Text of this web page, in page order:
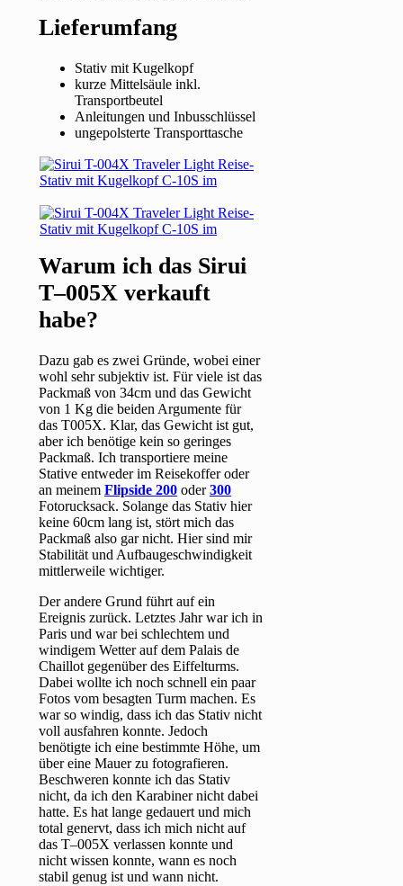
Lieferumfang
Stativ mit Kugelkopf
kurze Mittelsäule inkl.
Transportbeutel
Anleitungen und Inbusschlüssel
ungepolsterte Transporttasche
Warum ich das Sirui
T–005X verkauft
habe?
Dazu gab es zwei Gründe, wobei einer
wohl sehr subjektiv ist. Für viele ist das
Packmaß von 34cm und das Gewicht
von 1 Kg die beiden Argumente für
das T005X. Klar, das Gewicht ist gut,
aber ich benötige kein so geringes
Packmaß. Ich transportiere meine
Stative entweder im Reisekoffer oder
an meinemFlipside 200 oder300
Fotorucksack. Solange das Stativ hier
keine 60cm lang ist, stört mich das
Packmaß also gar nicht. Hier sind mir
Stabilität und Aufbaugeschwindigkeit
mittlerweile wichtiger.
Der andere Grund führt auf ein
Ereignis zurück. Letztes Jahr war ich in
Paris und war bei schlechtem und
windigem Wetter auf dem Palais de
Chaillot gegenüber des Eiffelturms.
Dabei wollte ich noch schnell ein paar
Fotos vom besagten Turm machen. Es
war so windig, dass ich das Stativ nicht
voll ausfahren konnte. Jedoch
benötigte ich eine bestimmte Höhe, um
über eine Mauer zu fotografieren.
Beschweren konnte ich das Stativ
nicht, da ich den Karabiner nicht dabei
hatte. Es hat lange gedauert und mich
total genervt, dass ich mich nicht auf
das T–005X verlassen konnte und
nicht wissen konnte, wann es noch
stabil genug ist und wann nicht.